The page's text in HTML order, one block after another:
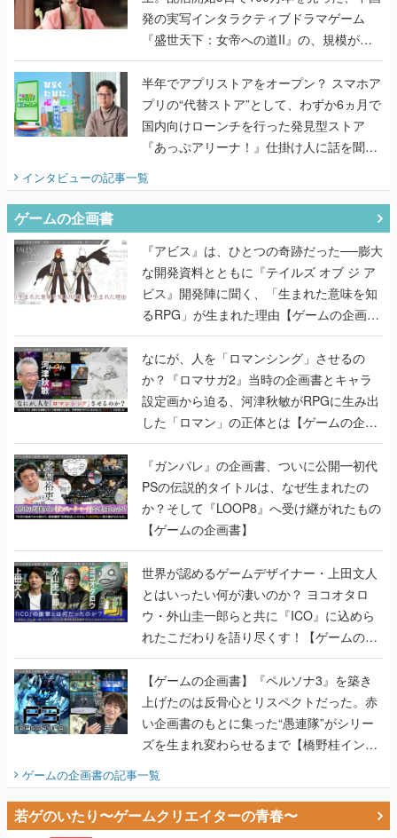
発の実写インタラクティブドラマゲーム
『盛世天下：女帝への道II』の、規模が違
うこだわりをプロデューサーに聞いた
半年でアプリストアをオープン？ スマホア
プリの“代替ストア”として、わずか6ヵ月で
国内向けローンチを行った発見型ストア
『あっぷアリーナ！』仕掛け人に話を聞い
てみた
インタビューの記事一覧
ゲームの企画書
『アビス』は、ひとつの奇跡だった──膨大
な開発資料とともに『テイルズ オブ ジ ア
ビス』開発陣に聞く、「生まれた意味を知
るRPG」が生まれた理由【ゲームの企画
書】
なにが、人を「ロマンシング」させるの
か？『ロマサガ2』当時の企画書とキャラ
設定画から迫る、河津秋敏がRPGに生み出
した「ロマン」の正体とは【ゲームの企画
書】
『ガンパレ』の企画書、ついに公開━初代
PSの伝説的タイトルは、なぜ生まれたの
か？そして『LOOP8』へ受け継がれたもの
【ゲームの企画書】
世界が認めるゲームデザイナー・上田文人
とはいったい何が凄いのか？ ヨコオタロ
ウ・外山圭一郎らと共に『ICO』に込めら
れたこだわりを語り尽くす！【ゲームの企
画書】
【ゲームの企画書】『ペルソナ3』を築き
上げたのは反骨心とリスペクトだった。赤
い企画書のもとに集った“愚連隊”がシリー
ズを生まれ変わらせるまで【橋野桂インタ
ビュー】
ゲームの企画書の記事一覧
若ゲのいたり〜ゲームクリエイターの青春〜